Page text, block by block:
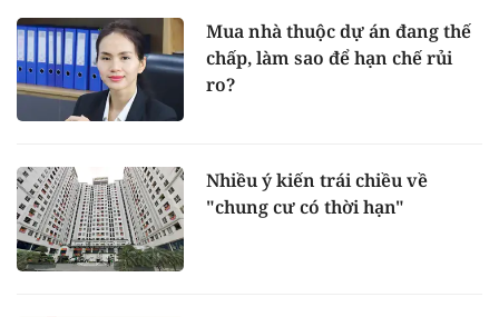
Mua nhà thuộc dự án đang thế
chấp, làm sao để hạn chế rủi
ro?
Nhiều ý kiến trái chiều về
"chung cư có thời hạn"